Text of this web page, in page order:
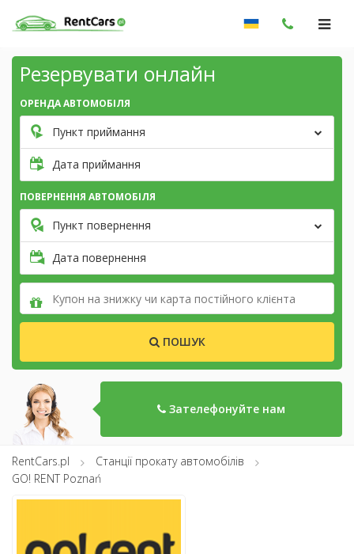
Резервувати онлайн
ОРЕНДА АВТОМОБІЛЯ
Пункт приймання
Дата приймання
ПОВЕРНЕННЯ АВТОМОБІЛЯ
Пункт повернення
Дата повернення
ПОШУК
Зателефонуйте нам
RentCars.pl
Станції прокату автомобілів
GO! RENT Poznań